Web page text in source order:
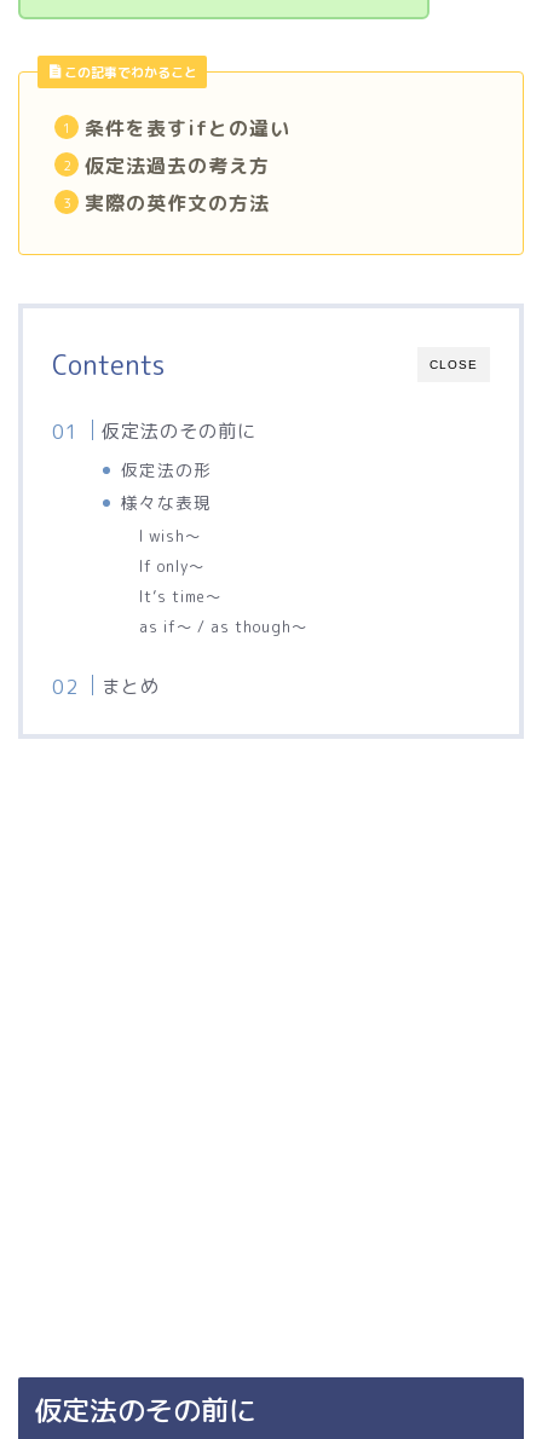
この記事でわかること
条件を表すifとの違い
仮定法過去の考え方
実際の英作文の方法
CLOSE
Contents
仮定法のその前に
仮定法の形
様々な表現
I wish〜
If only〜
It’s time〜
as if〜 / as though〜
まとめ
仮定法のその前に